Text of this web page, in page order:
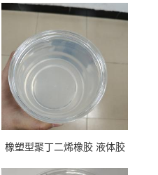
橡塑型聚丁二烯橡胶 液体胶